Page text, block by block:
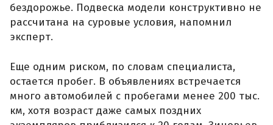
бездорожье. Подвеска модели конструктивно не
рассчитана на суровые условия, напомнил
эксперт.
Еще одним риском, по словам специалиста,
остается пробег. В объявлениях встречается
много автомобилей с пробегами менее 200 тыс.
км, хотя возраст даже самых поздних